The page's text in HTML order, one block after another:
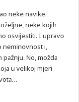
neke navike.
neke kojih
osvijestiti. I upravo
neminovnost i,
No, možda
u velikoj mjeri